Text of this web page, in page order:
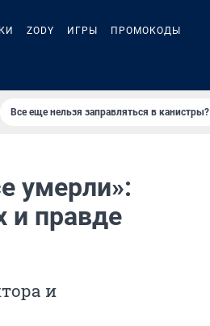
ZODY ИГРЫ ПРОМОКОДЫ
Все еще нельзя заправляться в канистры?
умерли»:
и правде
и